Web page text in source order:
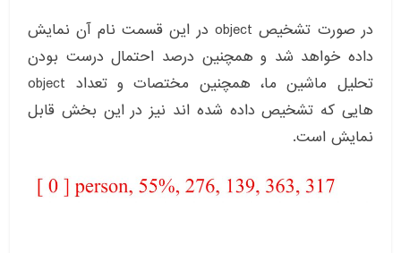
در صورت تشخیص object در این قسمت نام آن نمایش
داده خواهد شد و همچنین درصد احتمال درست بودن
تحلیل ماشین ما، همچنین مختصات و تعداد object
هایی که تشخیص داده شده اند نیز در این بخش قابل
نمایش است.